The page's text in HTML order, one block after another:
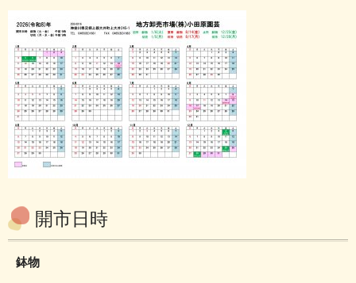
開市日時
鉢物